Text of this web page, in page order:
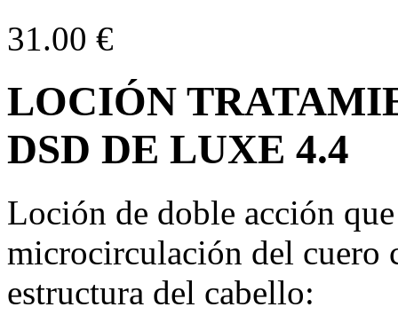
31.00 €
LOCIÓN
DSD DE LUXE 4.4
Loción de doble acción
microcirculación del cuero
estructura del cabello: